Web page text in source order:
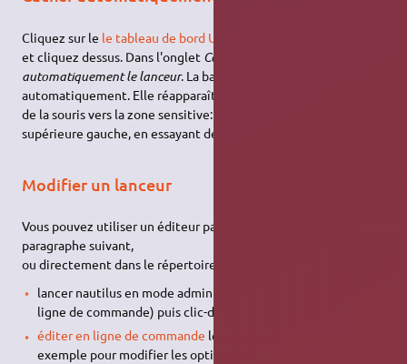
Cliquez sur le le tableau de bord Unity
et cliquez dessus. Dans l'onglet Comportement
automatiquement le lanceur. La barre des lanceurs disparaîtra
automatiquement. Elle réapparaîtra si vous déplacez le curseur
de la souris vers la zone sensitive: côté gauche ou coin
supérieure gauche, en essayant de sortir de l'écran.
Modifier un lanceur
Vous pouvez utiliser un éditeur parmi ceux proposés au
paragraphe suivant,
ou directement dans le répertoire
lancer nautilus en mode administrateur (gksudo nautilus en
ligne de commande) puis clic-droit et propriétés.
éditer en ligne de commande le fichier à modifier, par
exemple pour modifier les options de lancement de firefox